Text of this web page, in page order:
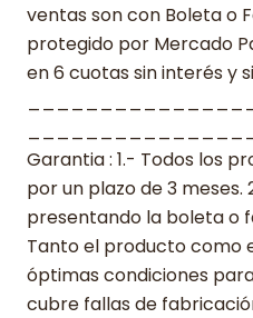
ventas son con Boleta o
protegido por Mercado
en 6 cuotas sin interés y
Garantia : 1.- Todos los
por un plazo de 3
presentando la boleta o
Tanto el producto como
óptimas condiciones
cubre fallas de